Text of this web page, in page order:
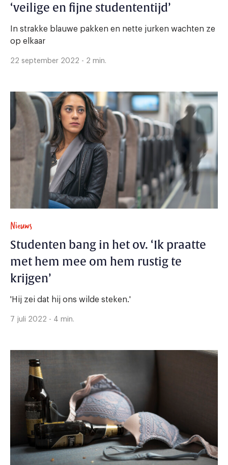
‘veilige en fijne studententijd’
In strakke blauwe pakken en nette jurken wachten ze
op elkaar
22 september 2022 - 2 min.
Nieuws
Studenten bang in het ov. ‘Ik praatte
met hem mee om hem rustig te
krijgen’
'Hij zei dat hij ons wilde steken.'
7 juli 2022 - 4 min.